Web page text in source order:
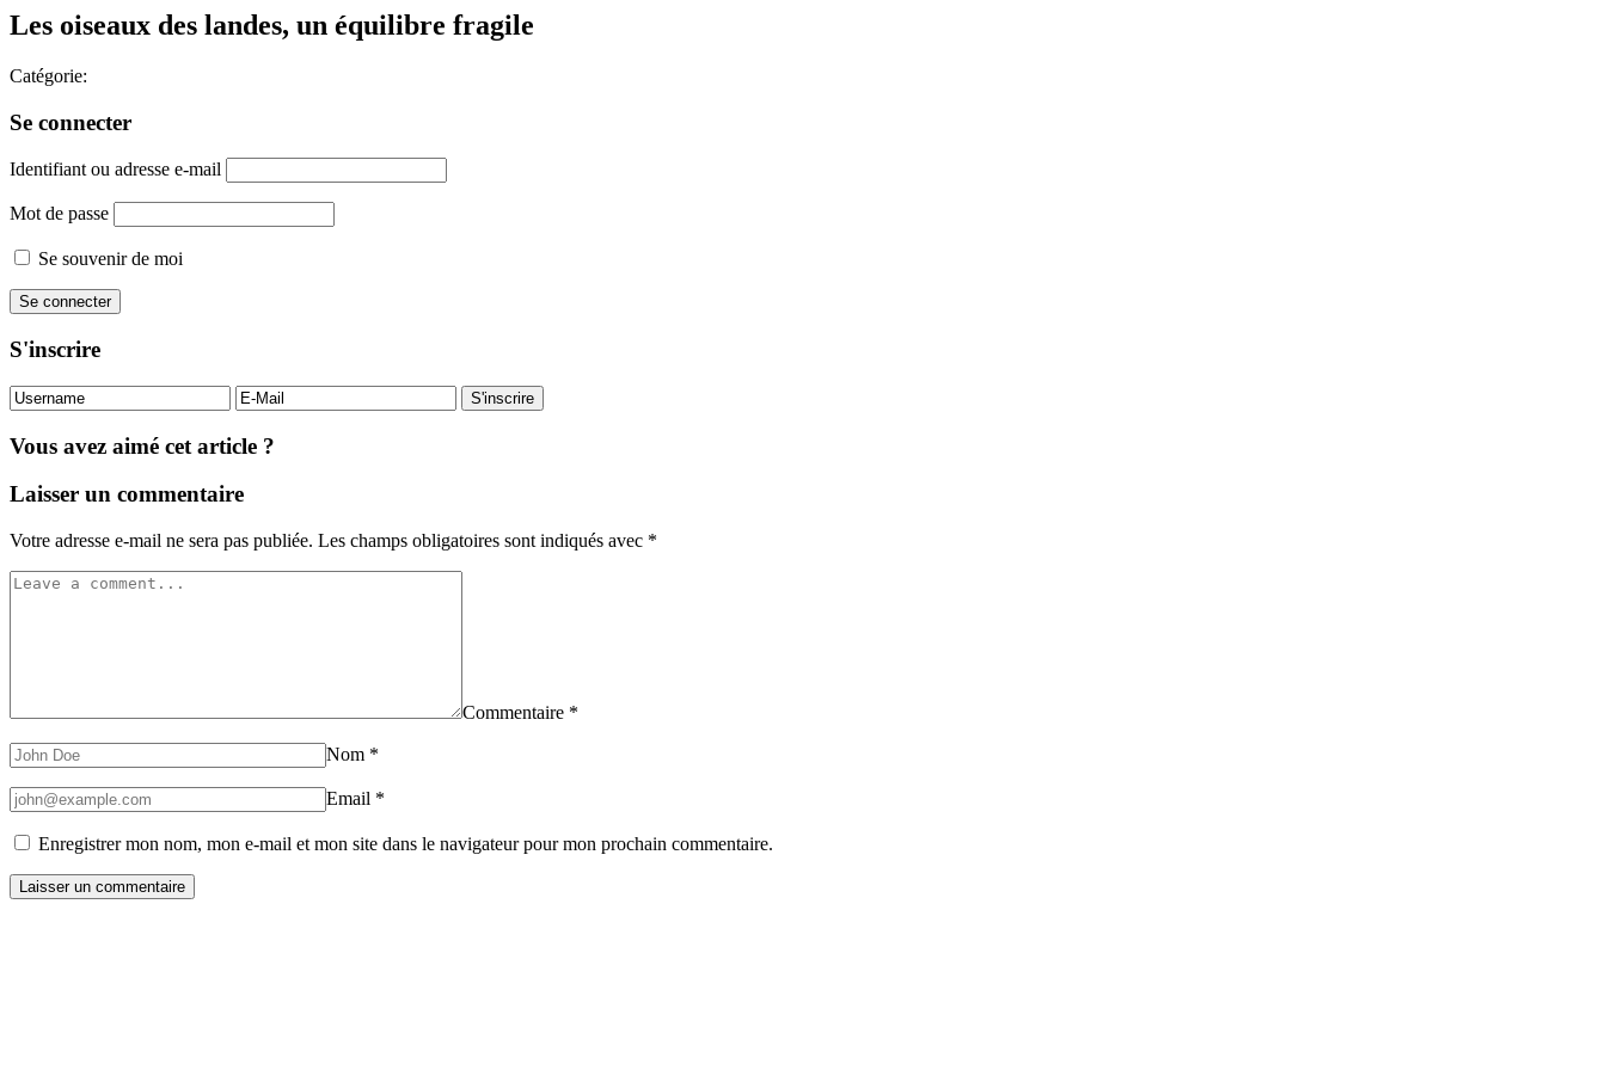
Les oiseaux des landes, un équilibre fragile
Catégorie:
Se connecter
Identifiant ou adresse e-mail
Mot de passe
Se souvenir de moi
S'inscrire
Vous avez aimé cet article ?
Laisser un commentaire
Votre adresse e-mail ne sera pas publiée. Les champs obligatoires sont indiqués avec *
Commentaire *
Nom *
Email *
Enregistrer mon nom, mon e-mail et mon site dans le navigateur pour mon prochain commentaire.